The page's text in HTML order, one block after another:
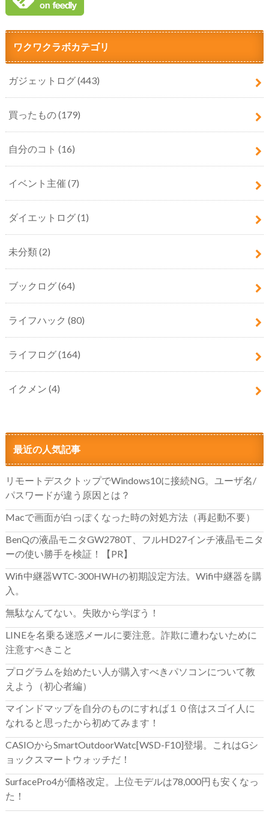
ワクワクラボカテゴリ
ガジェットログ(443)
買ったもの(179)
自分のコト (16)
イベント主催 (7)
ダイエットログ(1)
未分類(2)
ブックログ(64)
ライフハック (80)
ライフログ(164)
イクメン (4)
最近の人気記事
リモートデスクトップでWindows10に接続NG。ユーザ名/
パスワードが違う原因とは？
Macで画面が白っぽくなった時の対処方法（再起動不要）
BenQの液晶モニタGW2780T、フルHD27インチ液晶モニタ
ーの使い勝手を検証！【PR】
Wifi中継器WTC-300HWHの初期設定方法。Wifi中継器を購
入。
無駄なんてない。失敗から学ぼう！
LINEを名乗る迷惑メールに要注意。詐欺に遭わないために
注意すべきこと
プログラムを始めたい人が購入すべきパソコンについて教
えよう（初心者編）
マインドマップを自分のものにすれば１０倍はスゴイ人に
なれると思ったから初めてみます！
CASIOからSmartOutdoorWatc[WSD-F10]登場。これはGシ
ョックスマートウォッチだ！
SurfacePro4が価格改定。上位モデルは78,000円も安くなっ
た！